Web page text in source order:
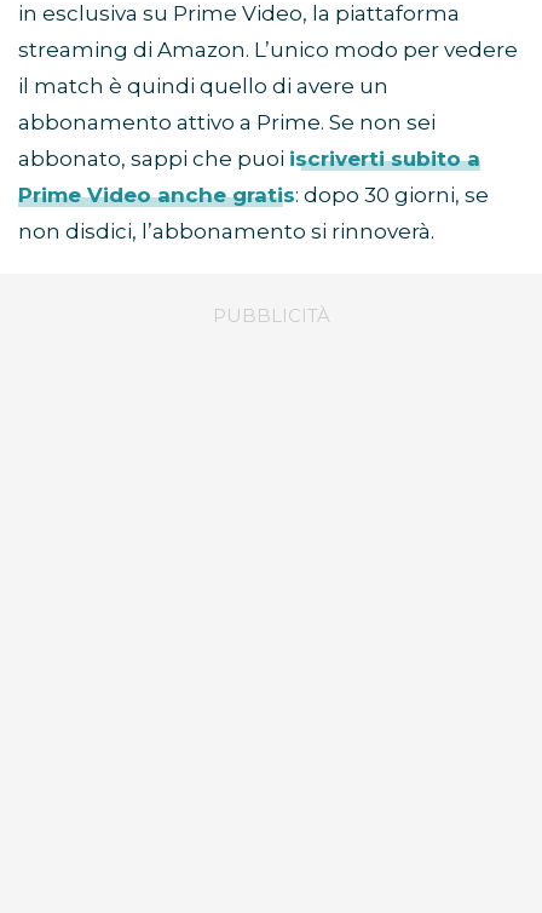
in esclusiva su Prime Video, la piattaforma
streaming di Amazon. L’unico modo per vedere
il match è quindi quello di avere un
abbonamento attivo a Prime. Se non sei
abbonato, sappi che puoi iscriverti subito a
Prime Video anche gratis: dopo 30 giorni, se
non disdici, l’abbonamento si rinnoverà.